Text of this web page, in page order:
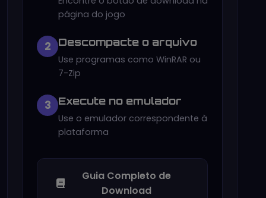
página do jogo
2 Descompacte o arquivo
Use programas como WinRAR ou
7-Zip
3 Execute no emulador
Use o emulador correspondente à
plataforma
Guia Completo de
Download